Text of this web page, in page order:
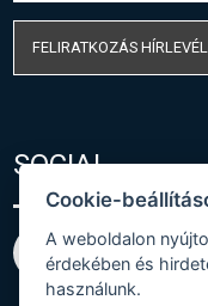
FELIRATKOZÁS
SOCIAL
Cookie-
A weboldalon
érdekében és
használunk.